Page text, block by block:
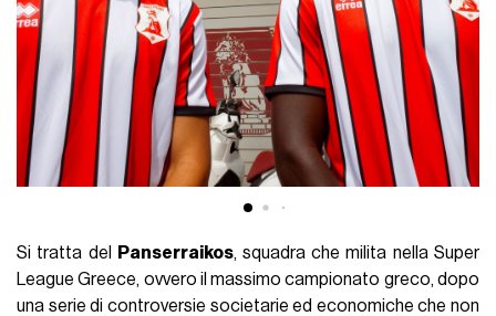
Si tratta del Panserraikos, squadra che milita nella Super
League Greece, ovvero il massimo campionato greco, dopo
una serie di controversie societarie ed economiche che non